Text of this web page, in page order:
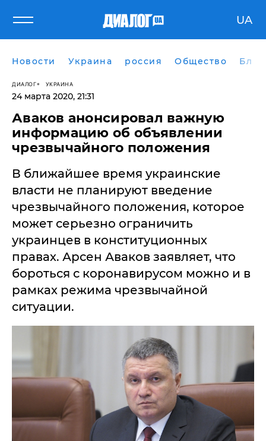
UA
Новости Украина россия Общество
ДИАЛОГ УКРАИНА
24 марта 2020, 21:31
Аваков анонсировал важную
информацию об объявлении
чрезвычайного положения
​В ближайшее время украинские
власти не планируют введение
чрезвычайного положения, которое
может серьезно ограничить
украинцев в конституционных
правах. Арсен Аваков заявляет, что
бороться с коронавирусом можно и в
рамках режима чрезвычайной
ситуации.